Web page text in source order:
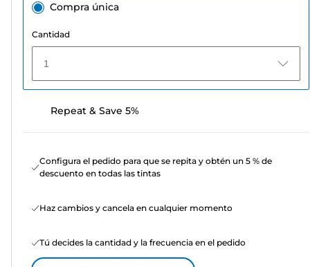
Compra única
Cantidad
1
Repeat & Save 5%
Configura el pedido para que se repita y obtén un 5 % de
descuento en todas las tintas
Haz cambios y cancela en cualquier momento
Tú decides la cantidad y la frecuencia en el pedido